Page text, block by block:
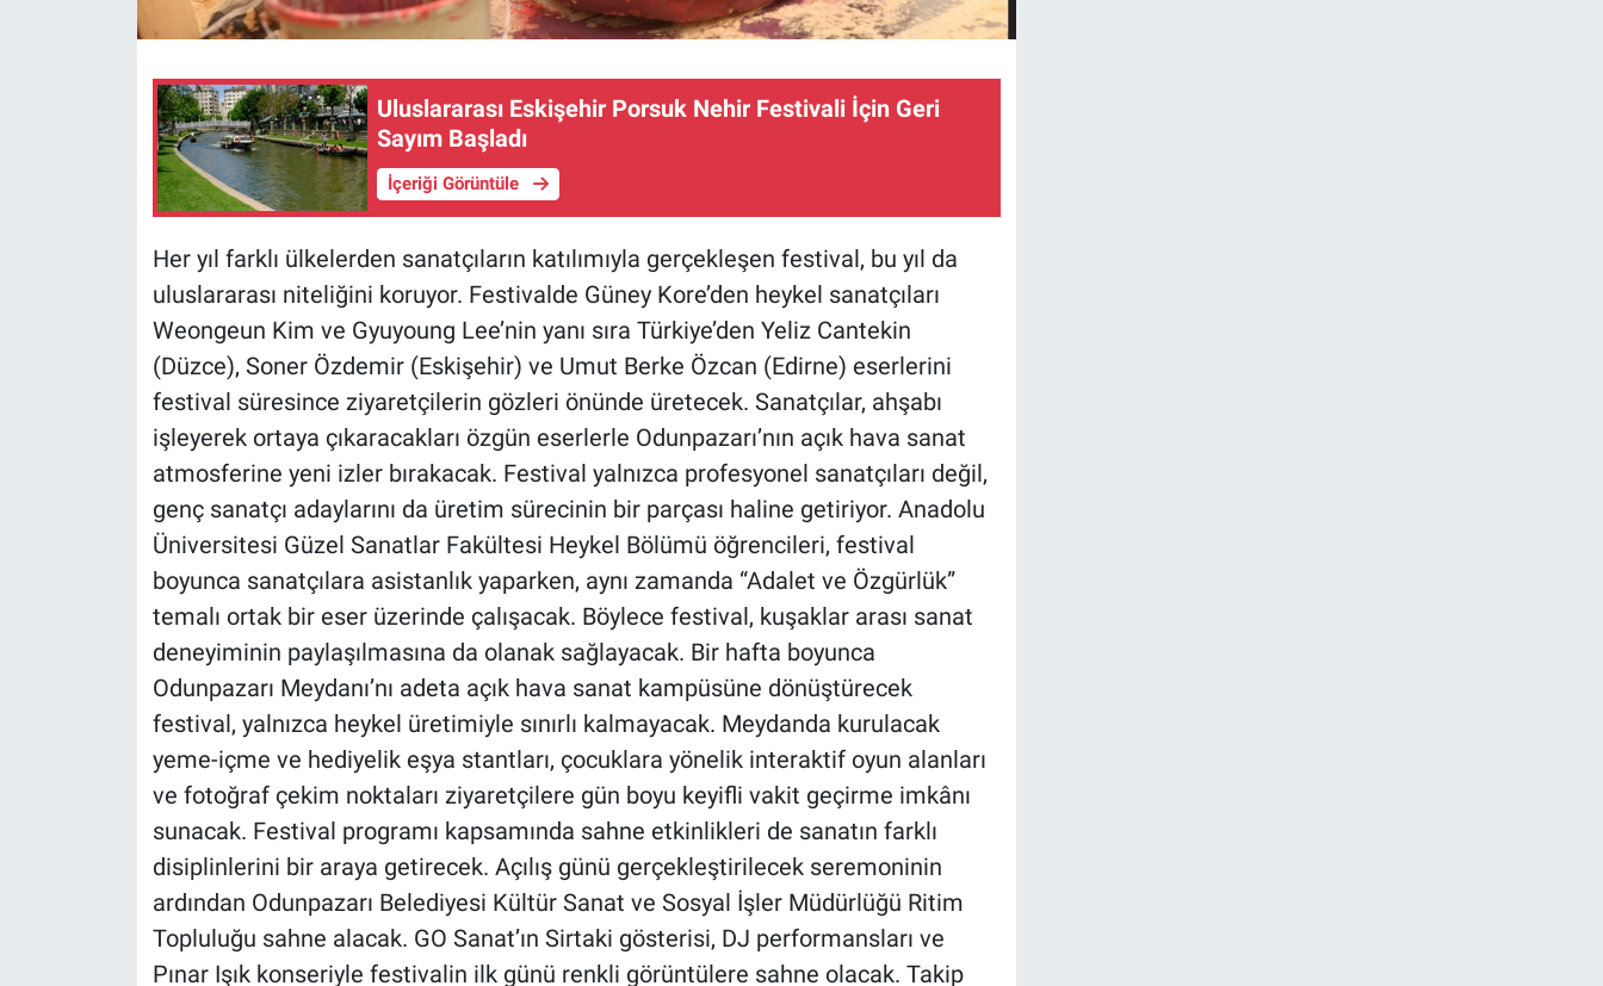
Uluslararası Eskişehir Porsuk Nehir Festivali İçin Geri
Sayım Başladı
İçeriği Görüntüle
Her yıl farklı ülkelerden sanatçıların katılımıyla gerçekleşen festival, bu yıl da
uluslararası niteliğini koruyor. Festivalde Güney Kore’den heykel sanatçıları
Weongeun Kim ve Gyuyoung Lee’nin yanı sıra Türkiye’den Yeliz Cantekin
(Düzce), Soner Özdemir (Eskişehir) ve Umut Berke Özcan (Edirne) eserlerini
festival süresince ziyaretçilerin gözleri önünde üretecek. Sanatçılar, ahşabı
işleyerek ortaya çıkaracakları özgün eserlerle Odunpazarı’nın açık hava sanat
atmosferine yeni izler bırakacak. Festival yalnızca profesyonel sanatçıları değil,
genç sanatçı adaylarını da üretim sürecinin bir parçası haline getiriyor. Anadolu
Üniversitesi Güzel Sanatlar Fakültesi Heykel Bölümü öğrencileri, festival
boyunca sanatçılara asistanlık yaparken, aynı zamanda “Adalet ve Özgürlük”
temalı ortak bir eser üzerinde çalışacak. Böylece festival, kuşaklar arası sanat
deneyiminin paylaşılmasına da olanak sağlayacak. Bir hafta boyunca
Odunpazarı Meydanı’nı adeta açık hava sanat kampüsüne dönüştürecek
festival, yalnızca heykel üretimiyle sınırlı kalmayacak. Meydanda kurulacak
yeme-içme ve hediyelik eşya stantları, çocuklara yönelik interaktif oyun alanları
ve fotoğraf çekim noktaları ziyaretçilere gün boyu keyifli vakit geçirme imkânı
sunacak. Festival programı kapsamında sahne etkinlikleri de sanatın farklı
disiplinlerini bir araya getirecek. Açılış günü gerçekleştirilecek seremoninin
ardından Odunpazarı Belediyesi Kültür Sanat ve Sosyal İşler Müdürlüğü Ritim
Topluluğu sahne alacak. GO Sanat’ın Sirtaki gösterisi, DJ performansları ve
Pınar Işık konseriyle festivalin ilk günü renkli görüntülere sahne olacak. Takip